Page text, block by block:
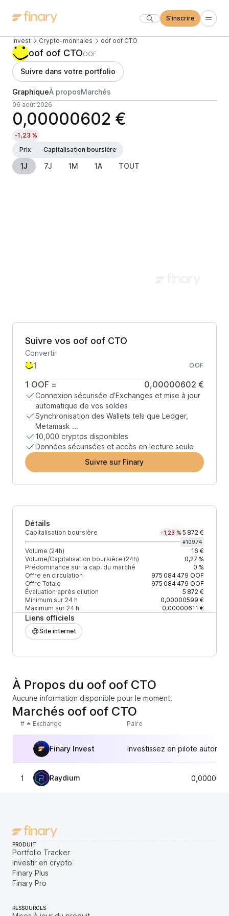
S'inscrire
Invest Crypto-monnaies oof oof CTO
oof oof CTOOOF
Suivre dans votre portfolio
GraphiqueÀ proposMarchés
06 août 2026
0,00000602 €
-1,23 %
Prix
Capitalisation boursière
1J 7J 1M 1A TOUT
Suivre vos oof oof CTO
Convertir
OOF
1 OOF = 0,00000602 €
Connexion sécurisée d’Exchanges et mise à jour
automatique de vos soldes
Synchronisation des Wallets tels que Ledger,
Metamask ...
10,000 cryptos disponibles
Données sécurisées et accès en lecture seule
Suivre sur Finary
Détails
Capitalisation boursière -1,23 % 5 872 €
#10974
Volume (24h)
16 €
Volume/Capitalisation boursière (24h)
0,27 %
Prédominance sur la cap. du marché
0 %
Offre en circulation
975 084 479 OOF
Offre Totale
975 084 479 OOF
Évaluation après dilution
5 872 €
Minimum sur 24 h
0,00000599 €
Maximum sur 24 h
0,00000611 €
Liens officiels
Site internet
À Propos du oof oof CTO
Aucune information disponible pour le moment.
Marchés oof oof CTO
# Exchange Paire
Finary Invest Investissez en pilote
1 Raydium
PRODUIT
Portfolio Tracker
Investir en crypto
Finary Plus
Finary Pro
RESSOURCES